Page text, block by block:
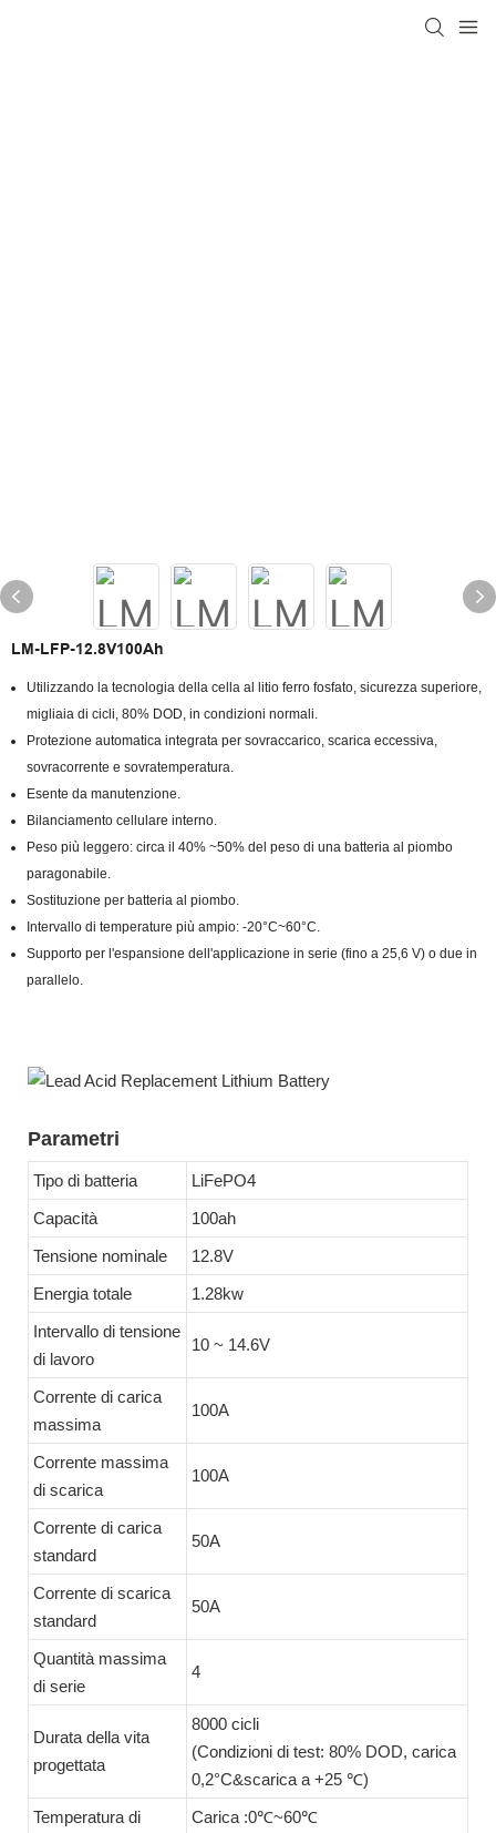
LM-LFP-12.8V100Ah
Utilizzando la tecnologia della cella al litio ferro fosfato, sicurezza superiore,
migliaia di cicli, 80% DOD, in condizioni normali.
Protezione automatica integrata per sovraccarico, scarica eccessiva,
sovracorrente e sovratemperatura.
Esente da manutenzione.
Bilanciamento cellulare interno.
Peso più leggero: circa il 40% ~50% del peso di una batteria al piombo
paragonabile.
Sostituzione per batteria al piombo.
Intervallo di temperature più ampio: -20°C~60°C.
Supporto per l'espansione dell'applicazione in serie (fino a 25,6 V) o due in
parallelo.
Parametri
Tipo di batteria
LiFePO4
Capacità
100ah
Tensione nominale
12.8V
Energia totale
1.28kw
Intervallo di tensione
di lavoro
10 ~ 14.6V
Corrente di carica
massima
100A
Corrente massima
di scarica
100A
Corrente di carica
standard
50A
Corrente di scarica
standard
50A
Quantità massima
di serie
4
Durata della vita
progettata
8000 cicli
(Condizioni di test: 80% DOD, carica
0,2°C&scarica a +25 ℃)
Temperatura di
Carica :0℃~60℃